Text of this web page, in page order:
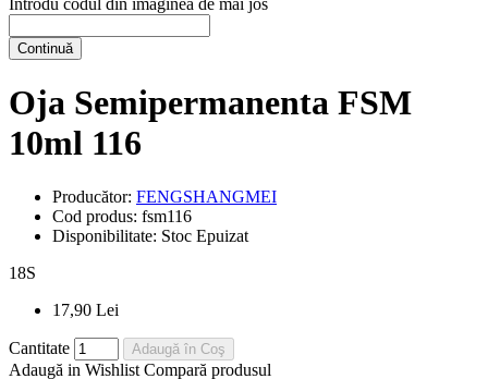
Continuă
Oja Semipermanenta FSM
10ml 116
Producător: FENGSHANGMEI
Cod produs: fsm116
Disponibilitate: Stoc Epuizat
18S
17,90 Lei
Cantitate Adaugă în Coş
Adaugă in Wishlist Compară produsul